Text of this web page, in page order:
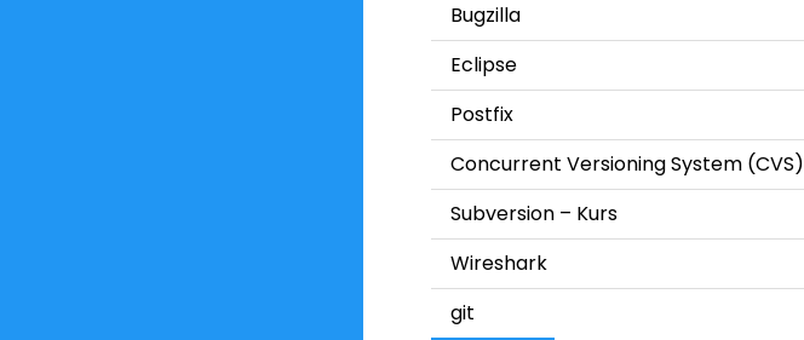
Bugzilla
Eclipse
Postfix
Concurrent Versioning System (CVS)
Subversion – Kurs
Wireshark
git